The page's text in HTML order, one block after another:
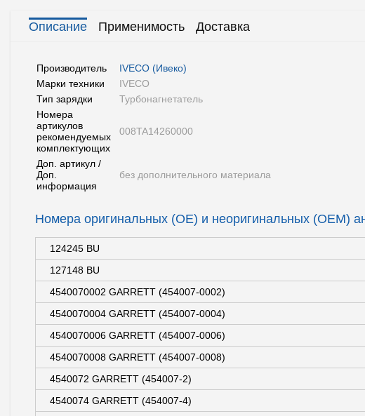
Описание Применимость Доставка
Производитель
IVECO (Ивеко)
Марки техники
IVECO
Тип зарядки
Турбонагнетатель
Номера
артикулов
рекомендуемых
комплектующих
008TA14260000
Доп. артикул /
Доп.
информация
без дополнительного материала
Номера оригинальных (OE) и неоригинальных (OEM)
124245 BU
127148 BU
4540070002 GARRETT (454007-0002)
4540070004 GARRETT (454007-0004)
4540070006 GARRETT (454007-0006)
4540070008 GARRETT (454007-0008)
4540072 GARRETT (454007-2)
4540074 GARRETT (454007-4)